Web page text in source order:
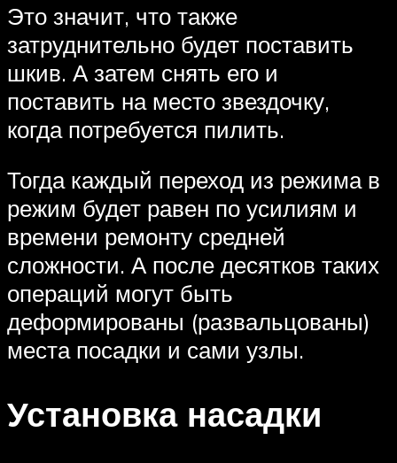
Это значит, что также
затруднительно будет поставить
шкив. А затем снять его и
поставить на место звездочку,
когда потребуется пилить.
Тогда каждый переход из режима в
режим будет равен по усилиям и
времени ремонту средней
сложности. А после десятков таких
операций могут быть
деформированы (развальцованы)
места посадки и сами узлы.
Установка насадки